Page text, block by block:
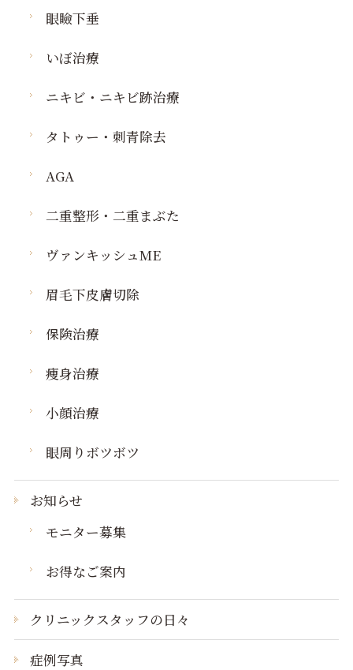
眼瞼下垂
いぼ治療
ニキビ・ニキビ跡治療
タトゥー・刺青除去
AGA
二重整形・二重まぶた
ヴァンキッシュME
眉毛下皮膚切除
保険治療
痩身治療
小顔治療
眼周りボツボツ
お知らせ
モニター募集
お得なご案内
クリニックスタッフの日々
症例写真